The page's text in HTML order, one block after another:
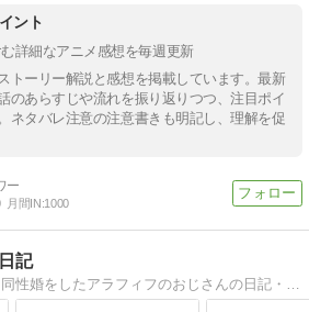
ント
詳細なアニメ感想を毎週更新
トーリー解説と感想を掲載しています。最新
のあらすじや流れを振り返りつつ、注目ポイ
ネタバレ注意の注意書きも明記し、理解を促
月間IN:1000
記
カナダ国籍を取得し同性婚をしたアラフィフのおじさんの日記・備忘録です。